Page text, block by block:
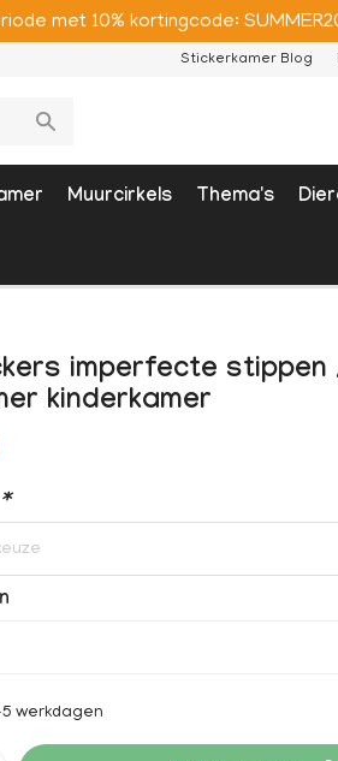
met 10% kortingcode:
Stickerkamer Blog
Muurcirkels Thema's
imperfecte stippen
kinderkamer
*
werkdagen